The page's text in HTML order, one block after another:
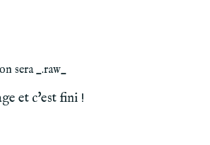
sera _.raw_
et c'est fini !